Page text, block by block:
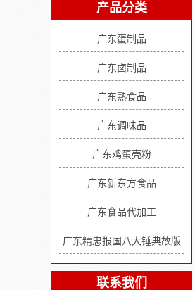
产品分类
广东蛋制品
广东卤制品
广东熟食品
广东调味品
广东鸡蛋壳粉
广东新东方食品
广东食品代加工
广东精忠报国八大锤典故版
联系我们